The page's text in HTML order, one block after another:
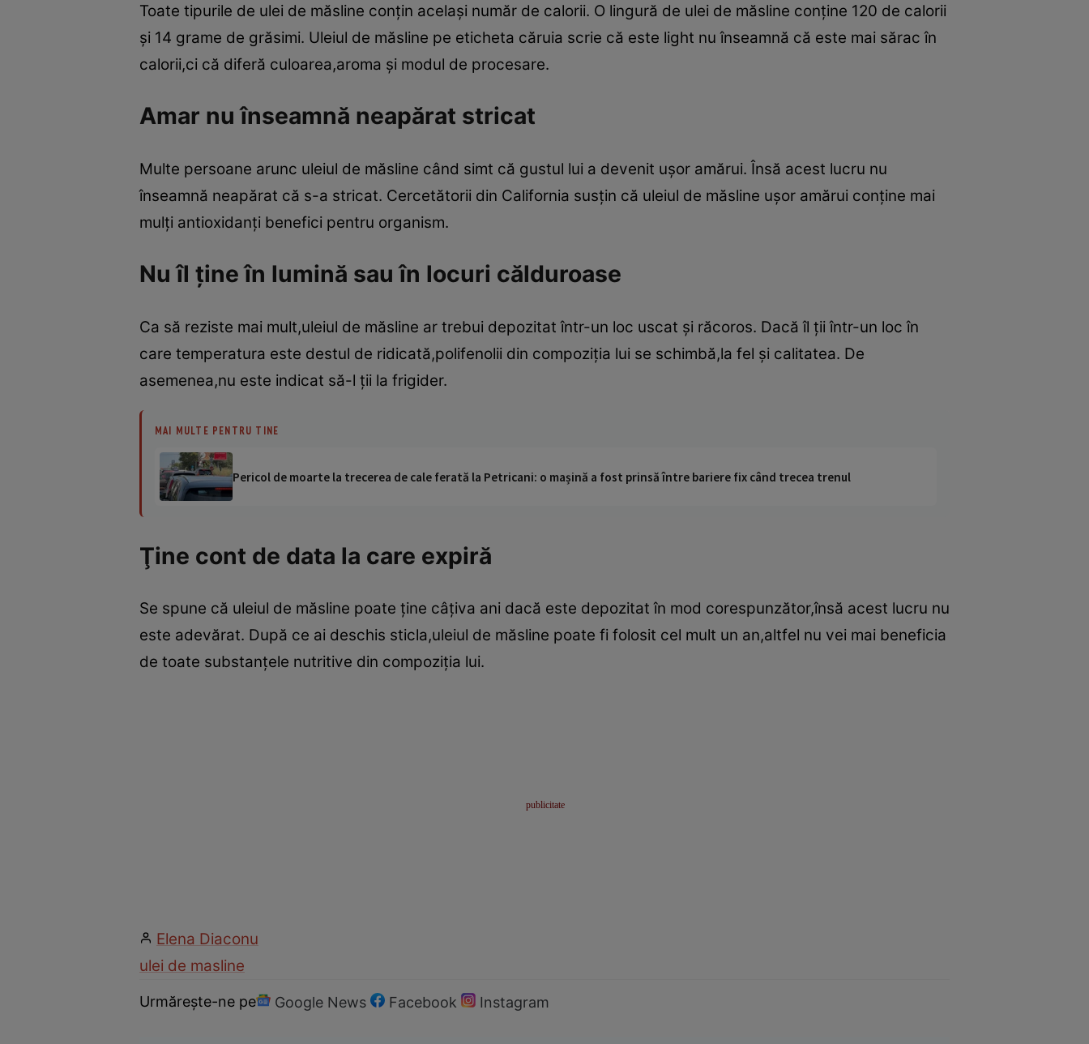
Toate tipurile de ulei de măsline conţin acelaşi număr de calorii. O lingură de ulei de măsline conţine 120 de calorii
şi 14 grame de grăsimi. Uleiul de măsline pe eticheta căruia scrie că este light nu înseamnă că este mai sărac în
calorii,ci că diferă culoarea,aroma şi modul de procesare.
Amar nu înseamnă neapărat stricat
Multe persoane arunc uleiul de măsline când simt că gustul lui a devenit uşor amărui. Însă acest lucru nu
înseamnă neapărat că s-a stricat. Cercetătorii din California susţin că uleiul de măsline uşor amărui conţine mai
mulţi antioxidanţi benefici pentru organism.
Nu îl ţine în lumină sau în locuri călduroase
Ca să reziste mai mult,uleiul de măsline ar trebui depozitat într-un loc uscat şi răcoros. Dacă îl ţii într-un loc în
care temperatura este destul de ridicată,polifenolii din compoziţia lui se schimbă,la fel şi calitatea. De
asemenea,nu este indicat să-l ţii la frigider.
MAI MULTE PENTRU TINE
Pericol de moarte la trecerea de cale ferată la Petricani: o mașină a fost prinsă între bariere fix când trecea trenul
Ţine cont de data la care expiră
Se spune că uleiul de măsline poate ţine câţiva ani dacă este depozitat în mod corespunzător,însă acest lucru nu
este adevărat. După ce ai deschis sticla,uleiul de măsline poate fi folosit cel mult un an,altfel nu vei mai beneficia
de toate substanţele nutritive din compoziţia lui.
Elena Diaconu
ulei de masline
Urmărește-ne pe Google News Facebook Instagram